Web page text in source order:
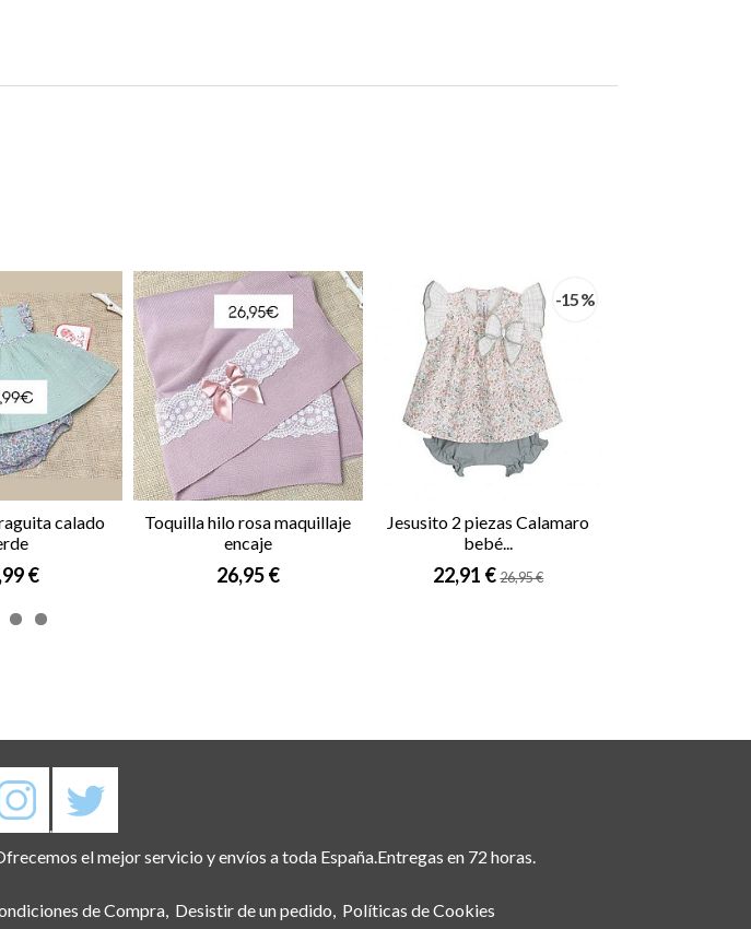
calado
€
Toquilla hilo rosa maquillaje
encaje
26,95 €
-15 %
Jesusito 2 piezas Calamaro
bebé...
22,91 €26,95 €
.
el mejor servicio y envíos a toda España.Entregas en 72 horas.
de Compra Desistir de un pedido Políticas de Cookies